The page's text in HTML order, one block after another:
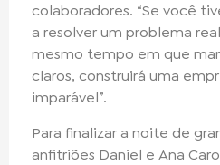
colaboradores. “Se você
a resolver um problema
mesmo tempo em que
claros, construirá uma
imparável”.
Para finalizar a noite de
anfitriões Daniel e Ana